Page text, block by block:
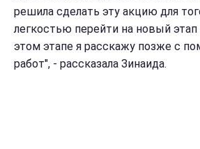
решила сделать эту акцию для
легкостью перейти на новый
этом этапе я расскажу позже с
работ", - рассказала Зинаида.